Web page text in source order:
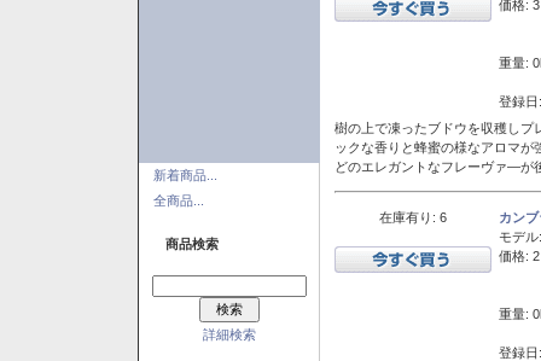
新着商品...
全商品...
商品検索
詳細検索
価格:
重量:
登録
樹の上で凍ったブドウを収穫しプ
ックな香りと蜂蜜の様なアロマ
どのエレガントなフレーヴァ―が
在庫有り: 6
カン
モデル:
価格:
重量:
登録